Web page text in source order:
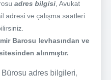
adres bilgisi , Avukat
adresi ve çalışma saatleri
Barosu levhasından ve
alınmıştır.
adres bilgileri,